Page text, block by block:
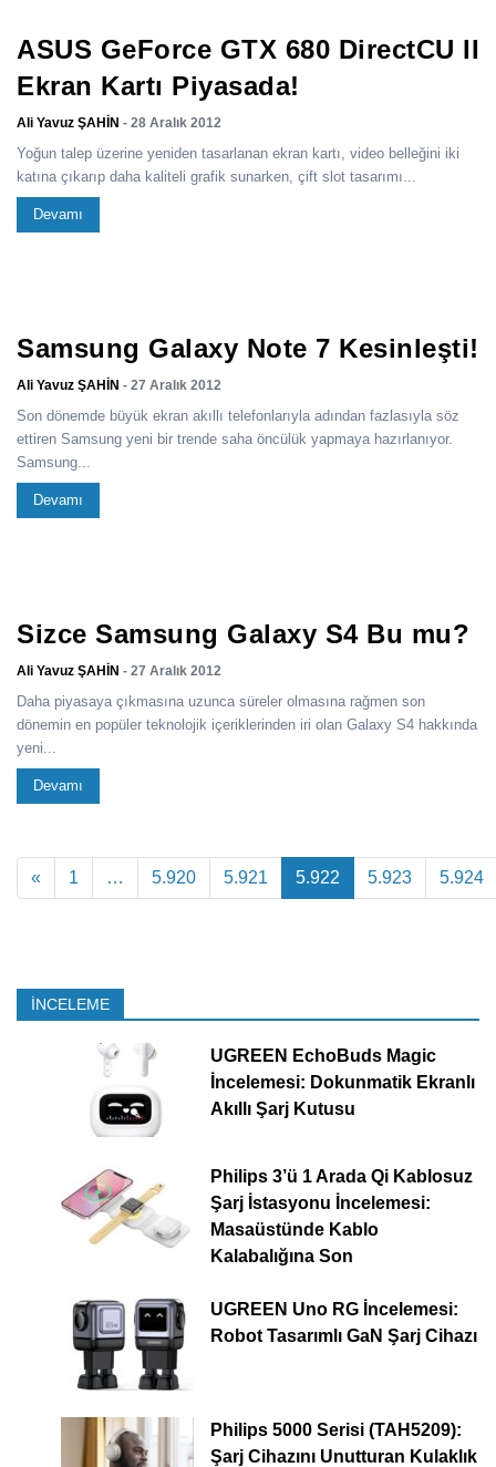
ASUS GeForce GTX 680 DirectCU II
Ekran Kartı Piyasada!
Ali Yavuz ŞAHİN - 28 Aralık 2012
Yoğun talep üzerine yeniden tasarlanan ekran kartı, video belleğini iki
katına çıkarıp daha kaliteli grafik sunarken, çift slot tasarımı...
Devamı
Samsung Galaxy Note 7 Kesinleşti!
Ali Yavuz ŞAHİN - 27 Aralık 2012
Son dönemde büyük ekran akıllı telefonlarıyla adından fazlasıyla söz
ettiren Samsung yeni bir trende saha öncülük yapmaya hazırlanıyor.
Samsung...
Devamı
Sizce Samsung Galaxy S4 Bu mu?
Ali Yavuz ŞAHİN - 27 Aralık 2012
Daha piyasaya çıkmasına uzunca süreler olmasına rağmen son
dönemin en popüler teknolojik içeriklerinden iri olan Galaxy S4 hakkında
yeni...
Devamı
Yazı dolaşımı
« 1 … 5.920 5.921 5.922 5.923 5.924
İNCELEME
UGREEN EchoBuds Magic
İncelemesi: Dokunmatik Ekranlı
Akıllı Şarj Kutusu
Philips 3’ü 1 Arada Qi Kablosuz
Şarj İstasyonu İncelemesi:
Masaüstünde Kablo
Kalabalığına Son
UGREEN Uno RG İncelemesi:
Robot Tasarımlı GaN Şarj Cihazı
Philips 5000 Serisi (TAH5209):
Şarj Cihazını Unutturan Kulaklık